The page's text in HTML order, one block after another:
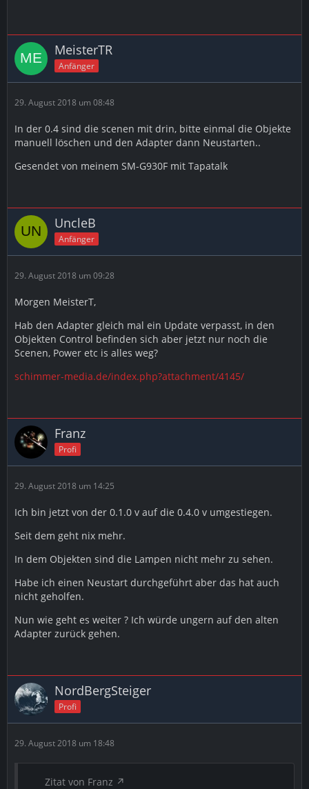
MeisterTR
Anfänger
29. August 2018 um 08:48
In der 0.4 sind die scenen mit drin, bitte einmal die Objekte
manuell löschen und den Adapter dann Neustarten..
Gesendet von meinem SM-G930F mit Tapatalk
UncleB
Anfänger
29. August 2018 um 09:28
Morgen MeisterT,
Hab den Adapter gleich mal ein Update verpasst, in den
Objekten Control befinden sich aber jetzt nur noch die
Scenen, Power etc is alles weg?
schimmer-media.de/index.php?attachment/4145/
Franz
Profi
29. August 2018 um 14:25
Ich bin jetzt von der 0.1.0 v auf die 0.4.0 v umgestiegen.
Seit dem geht nix mehr.
In dem Objekten sind die Lampen nicht mehr zu sehen.
Habe ich einen Neustart durchgeführt aber das hat auch
nicht geholfen.
Nun wie geht es weiter ? Ich würde ungern auf den alten
Adapter zurück gehen.
NordBergSteiger
Profi
29. August 2018 um 18:48
Zitat von Franz